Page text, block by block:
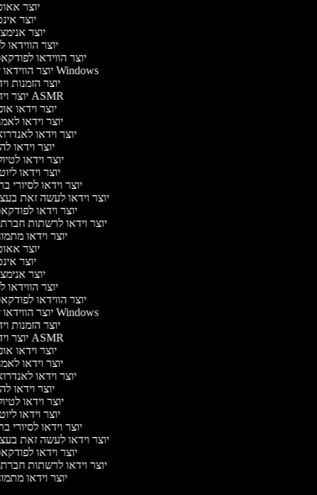
יוצר
יוצר
יוצר
יוצר
יוצר הווידאו
יוצר הווידאו של Windows
יוצר הזמנות
יוצר וידאו ASMR
יוצר וידאו
יוצר וידאו
יוצר וידאו
יוצר וידאו
יוצר וידאו
יוצר וידאו
יוצר וידאו לסיורי
יוצר וידאו לעשה זאת
יוצר וידאו
יוצר וידאו לרשתות
יוצר וידאו
יוצר
יוצר
יוצר
יוצר
יוצר הווידאו
יוצר הווידאו של Windows
יוצר הזמנות
יוצר וידאו ASMR
יוצר וידאו
יוצר וידאו
יוצר וידאו
יוצר וידאו
יוצר וידאו
יוצר וידאו
יוצר וידאו לסיורי
יוצר וידאו לעשה זאת
יוצר וידאו
יוצר וידאו לרשתות
יוצר וידאו